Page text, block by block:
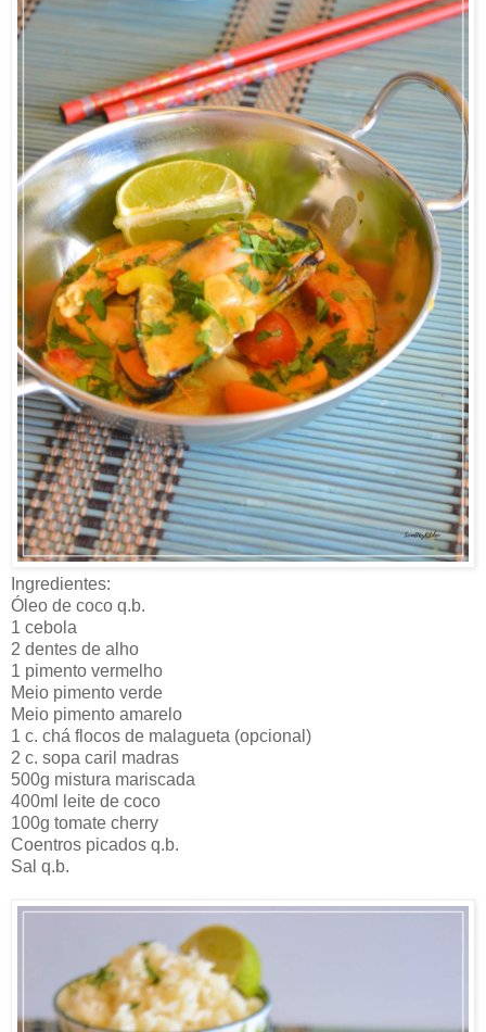
Ingredientes:
Óleo de coco q.b.
1 cebola
2 dentes de alho
1 pimento vermelho
Meio pimento verde
Meio pimento amarelo
1 c. chá flocos de malagueta (opcional)
2 c. sopa caril madras
500g mistura mariscada
400ml leite de coco
100g tomate cherry
Coentros picados q.b.
Sal q.b.